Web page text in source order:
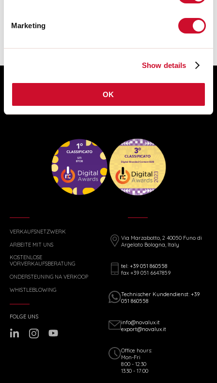
Marketing
Show details
OK
VERKAUFSNETZWERK
ARBEITE MIT UNS
KOSTENLOSE
VORVERKAUFSBERATUNG
ONDERSTEUNING NA VERKOOP
WHISTLEBLOWING
Via Marzabotto, 2 40050 Funo di
Argelato Bologna, Italy
tel: +39 051 860558
fax +39 051 6647859
Technischer Kundendienst: +39
051 860558
info@novalux.it
export@novalux.it
Office hours:
Mon-Fri
8:00 - 12:30
13:30 - 17:00
FOLGE UNS